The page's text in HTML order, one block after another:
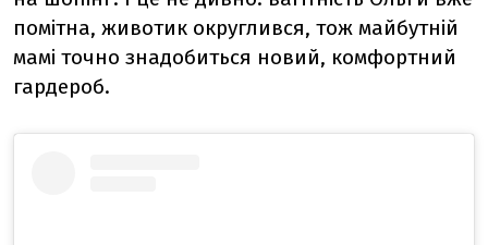
помітна, животик округлився, тож майбутній
мамі точно знадобиться новий, комфортний
гардероб.